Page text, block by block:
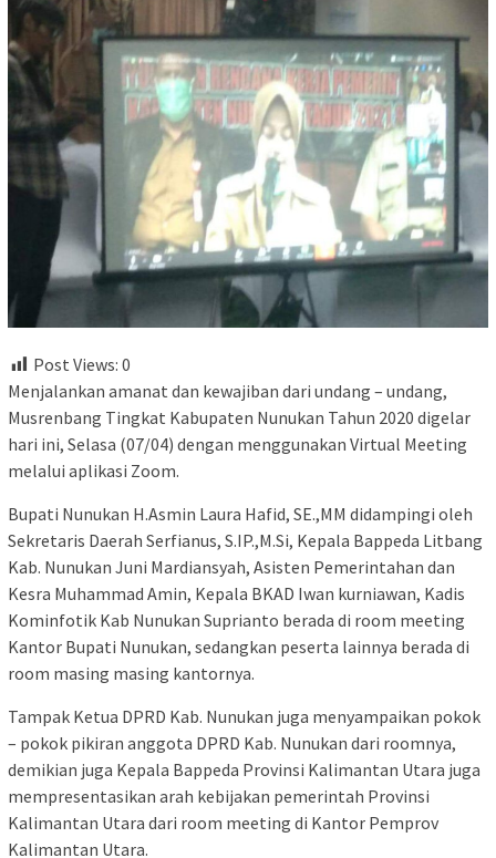
Post Views: 0
Menjalankan amanat dan kewajiban dari undang – undang,
Musrenbang Tingkat Kabupaten Nunukan Tahun 2020 digelar
hari ini, Selasa (07/04) dengan menggunakan Virtual Meeting
melalui aplikasi Zoom.
Bupati Nunukan H.Asmin Laura Hafid, SE.,MM didampingi oleh
Sekretaris Daerah Serfianus, S.IP.,M.Si, Kepala Bappeda Litbang
Kab. Nunukan Juni Mardiansyah, Asisten Pemerintahan dan
Kesra Muhammad Amin, Kepala BKAD Iwan kurniawan, Kadis
Kominfotik Kab Nunukan Suprianto berada di room meeting
Kantor Bupati Nunukan, sedangkan peserta lainnya berada di
room masing masing kantornya.
Tampak Ketua DPRD Kab. Nunukan juga menyampaikan pokok
– pokok pikiran anggota DPRD Kab. Nunukan dari roomnya,
demikian juga Kepala Bappeda Provinsi Kalimantan Utara juga
mempresentasikan arah kebijakan pemerintah Provinsi
Kalimantan Utara dari room meeting di Kantor Pemprov
Kalimantan Utara.